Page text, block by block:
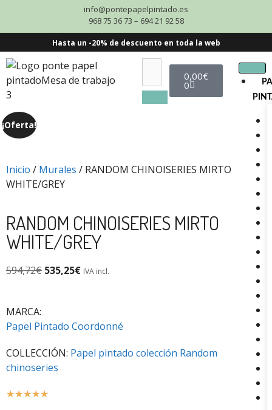
info@pontepapelpintado.es
968 75 36 73 – 694 21 92 58
Hasta un -20% de descuento en toda la web
0,00€
0
¡Oferta!
Inicio / Murales / RANDOM CHINOISERIES MIRTO
WHITE/GREY
RANDOM CHINOISERIES MIRTO
WHITE/GREY
594,72€ 535,25€ IVA incl.
MARCA:
Papel Pintado Coordonné
COLLECCIÓN: Papel pintado colección Random
chinoseries
☆☆☆☆☆